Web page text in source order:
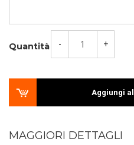
Quantità - +
Aggiungi
MAGGIORI DETTAGLI